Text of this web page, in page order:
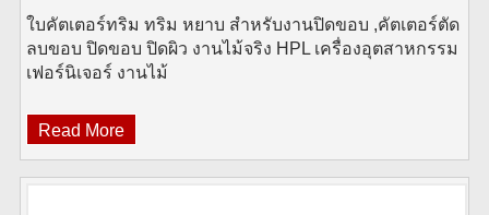
ใบคัตเตอร์ทริม ทริม หยาบ สำหรับงานปิดขอบ ,คัตเตอร์ตัด
ลบขอบ ปิดขอบ ปิดผิว งานไม้จริง HPL เครื่องอุตสาหกรรม
เฟอร์นิเจอร์ งานไม้
Read More